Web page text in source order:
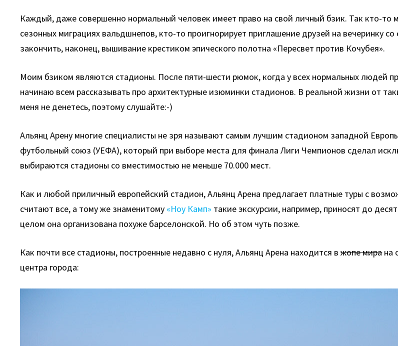
Каждый, даже совершенно нормальный человек имеет право на свой личный бзик. Так кто-то
сезонных миграциях вальдшнепов, кто-то проигнорирует приглашение друзей на вечеринку
закончить, наконец, вышивание крестиком эпического полотна «Пересвет против Кочубея».
Моим бзиком являются стадионы. После пяти-шести рюмок, когда у всех нормальных людей
начинаю всем рассказывать про архитектурные изюминки стадионов. В реальной жизни от
меня не денетесь, поэтому слушайте:-)
Альянц Арену многие специалисты не зря называют самым лучшим стадионом западной
футбольный союз (УЕФА), который при выборе места для финала Лиги Чемпионов сделал
выбираются стадионы со вместимостью не меньше 70.000 мест.
Как и любой приличный европейский стадион, Альянц Арена предлагает платные туры с
считают все, а тому же знаменитому «Ноу Камп» такие экскурсии, например, приносят до
целом она организована похуже барселонской. Но об этом чуть позже.
Как почти все стадионы, построенные недавно с нуля, Альянц Арена находится вжопе мирана
центра города: